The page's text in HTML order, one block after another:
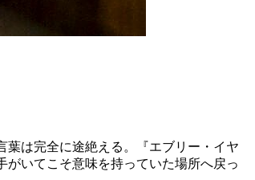
葉は完全に途絶える。『エブリー・イヤ
いてこそ意味を持っていた場所へ戻っ